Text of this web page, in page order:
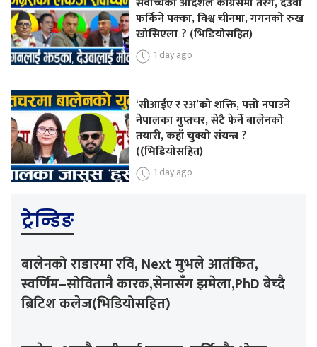
फर्किने पक्का, विश्व चीनमा, गगनको रुख
खोसिएला ? (भिडियोसहित)
1 day ago
‘सीआईए र रअ’को शक्ति, पत्तो नपाउने
नेपालका गुप्तचर, सेटै फेर्ने बालेनको
तयारी, कहाँ चुक्यो संयन्त्र ?
((भिडियोसहित)
1 day ago
ट्रेन्डिङ
बालेनको राडारमा रवि, Next मुभले आतंकित,
स्वर्णिम–सोवितानै कारक,सेनासँग झमेला,PhD बेच्दै
ब्रिटिश कलेज(भिडियोसहित)